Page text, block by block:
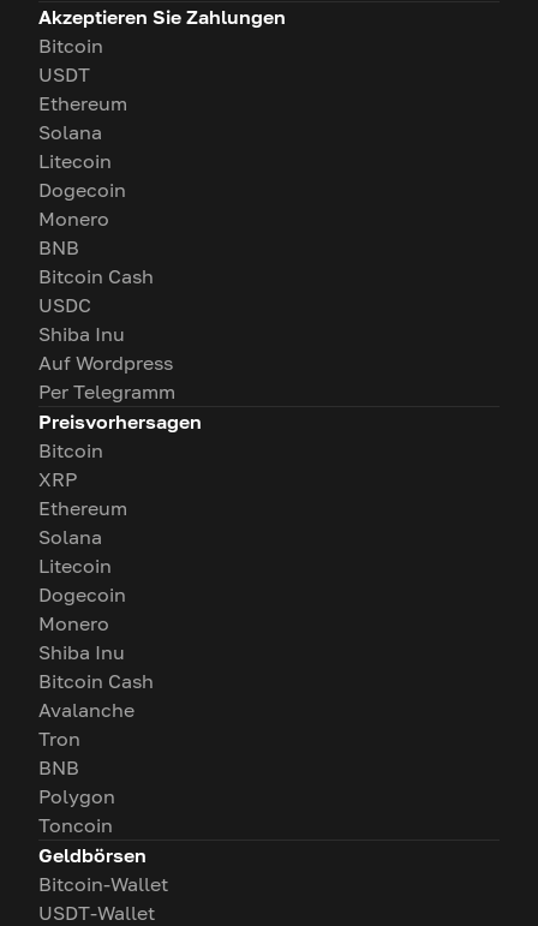
Akzeptieren Sie Zahlungen
Bitcoin
USDT
Ethereum
Solana
Litecoin
Dogecoin
Monero
BNB
Bitcoin Cash
USDC
Shiba Inu
Auf Wordpress
Per Telegramm
Preisvorhersagen
Bitcoin
XRP
Ethereum
Solana
Litecoin
Dogecoin
Monero
Shiba Inu
Bitcoin Cash
Avalanche
Tron
BNB
Polygon
Toncoin
Geldbörsen
Bitcoin-Wallet
USDT-Wallet